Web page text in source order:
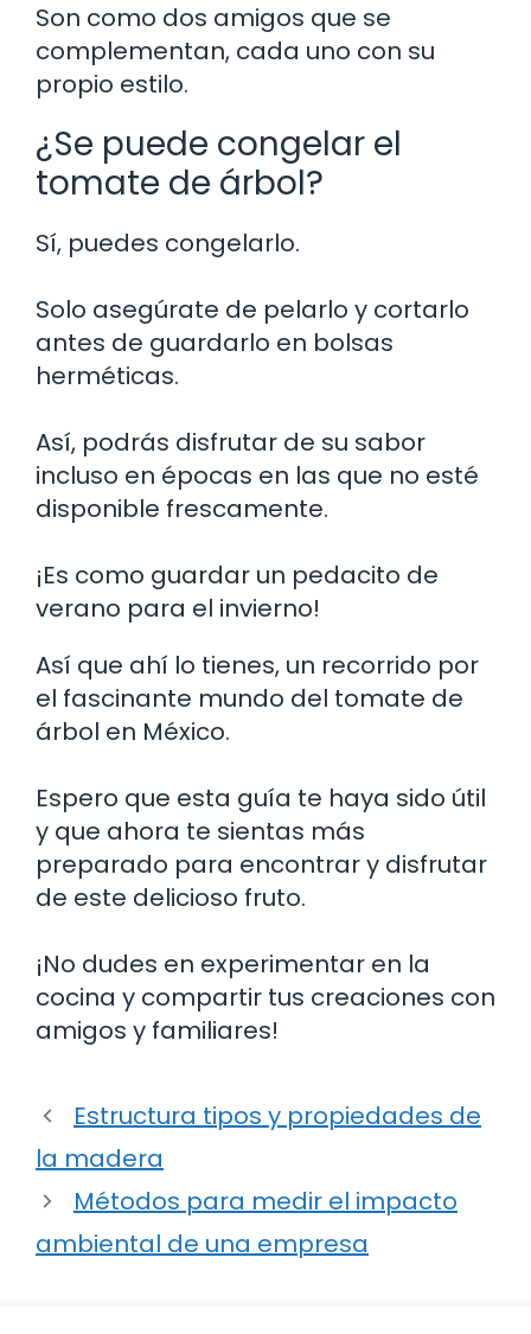
Son como dos amigos que se
complementan, cada uno con su
propio estilo.
¿Se puede congelar el
tomate de árbol?
Sí, puedes congelarlo.
Solo asegúrate de pelarlo y cortarlo
antes de guardarlo en bolsas
herméticas.
Así, podrás disfrutar de su sabor
incluso en épocas en las que no esté
disponible frescamente.
¡Es como guardar un pedacito de
verano para el invierno!
Así que ahí lo tienes, un recorrido por
el fascinante mundo del tomate de
árbol en México.
Espero que esta guía te haya sido útil
y que ahora te sientas más
preparado para encontrar y disfrutar
de este delicioso fruto.
¡No dudes en experimentar en la
cocina y compartir tus creaciones con
amigos y familiares!
Estructura tipos y propiedades de
la madera
Métodos para medir el impacto
ambiental de una empresa